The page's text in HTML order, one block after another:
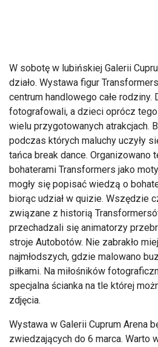
W sobotę w lubińskiej Galerii
działo. Wystawa figur
centrum handlowego całe
fotografowali, a dzieci oprócz tego
wielu przygotowanych atrakcjach.
podczas których maluchy uczyły
tańca break dance. Organizowano
bohaterami Transformers jako
mogły się popisać wiedzą o
biorąc udział w quizie. Wszędzie
związane z historią
przechadzali się animatorzy
stroje Autobotów. Nie zabrakło
najmłodszych, gdzie malowano
piłkami. Na miłośników
specjalna ścianka na tle której
zdjęcia.
Wystawa w Galerii Cuprum Arena
zwiedzających do 6 marca. Warto